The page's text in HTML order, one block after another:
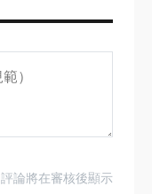
評論將在審核後顯示